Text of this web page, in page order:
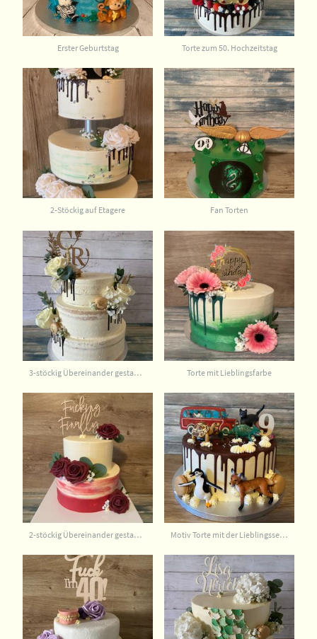
Erster Geburtstag Torte zum 50. Hochzeitstag
2-Stöckig auf Etagere Fan Torten
3-stöckig Übereinander gestapelt Torte mit Lieblingsfarbe
2-stöckig Übereinander gestapelt Motiv Torte mit der Lieblingsserie